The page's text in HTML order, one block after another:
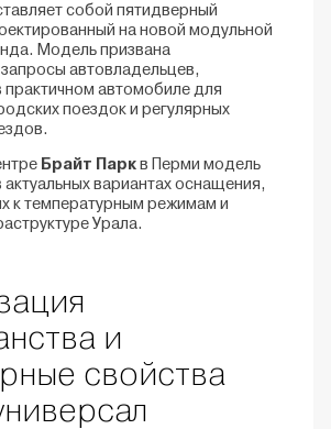
собой пятидверный
на новой модульной
Модель призвана
автовладельцев,
автомобиле для
поездок и регулярных
Брайт Паркв Перми модель
актуальных вариантах оснащения,
к температурным режимам и
Урала.
и
свойства